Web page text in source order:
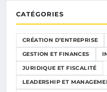
CATÉGORIES
CRÉATION D’ENTREPRISE
GESTION ET FINANCES
JURIDIQUE ET FISCALITÉ
LEADERSHIP ET